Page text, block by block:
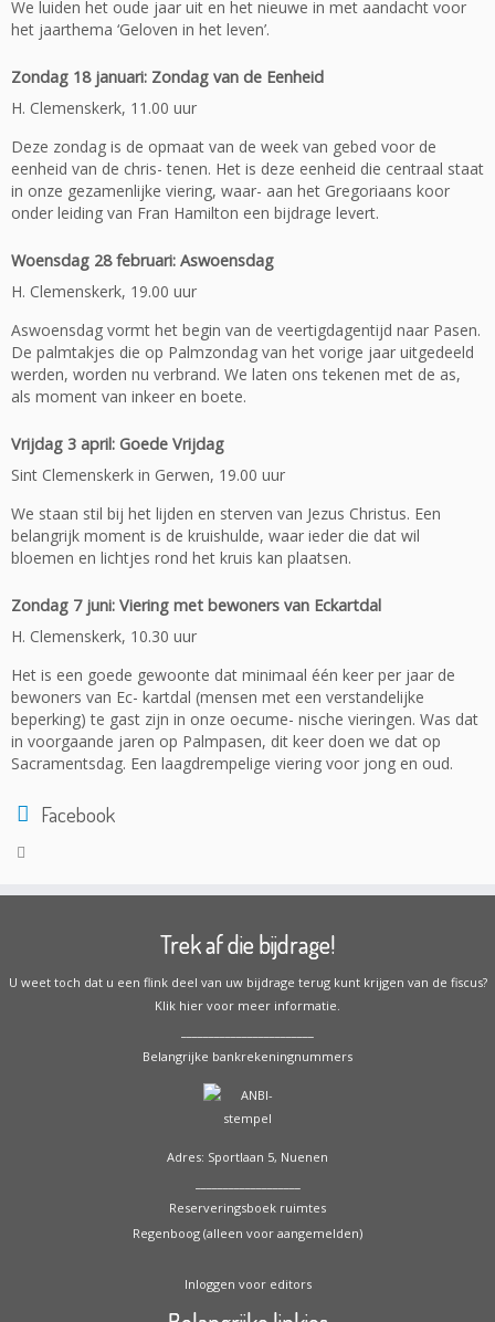
We luiden het oude jaar uit en het nieuwe in met aandacht voor
het jaarthema ‘Geloven in het leven’.
Zondag 18 januari: Zondag van de Eenheid
H. Clemenskerk, 11.00 uur
Deze zondag is de opmaat van de week van gebed voor de
eenheid van de chris- tenen. Het is deze eenheid die centraal staat
in onze gezamenlijke viering, waar- aan het Gregoriaans koor
onder leiding van Fran Hamilton een bijdrage levert.
Woensdag 28 februari: Aswoensdag
H. Clemenskerk, 19.00 uur
Aswoensdag vormt het begin van de veertigdagentijd naar Pasen.
De palmtakjes die op Palmzondag van het vorige jaar uitgedeeld
werden, worden nu verbrand. We laten ons tekenen met de as,
als moment van inkeer en boete.
Vrijdag 3 april: Goede Vrijdag
Sint Clemenskerk in Gerwen, 19.00 uur
We staan stil bij het lijden en sterven van Jezus Christus. Een
belangrijk moment is de kruishulde, waar ieder die dat wil
bloemen en lichtjes rond het kruis kan plaatsen.
Zondag 7 juni: Viering met bewoners van Eckartdal
H. Clemenskerk, 10.30 uur
Het is een goede gewoonte dat minimaal één keer per jaar de
bewoners van Ec- kartdal (mensen met een verstandelijke
beperking) te gast zijn in onze oecume- nische vieringen. Was dat
in voorgaande jaren op Palmpasen, dit keer doen we dat op
Sacramentsdag. Een laagdrempelige viering voor jong en oud.
Facebook
Trek af die bijdrage!
U weet toch dat u een flink deel van uw bijdrage terug kunt krijgen van de fiscus?
Klik hier voor meer informatie.
Belangrijke bankrekeningnummers
Adres: Sportlaan 5, Nuenen
Reserveringsboek ruimtes
Regenboog (alleen voor aangemelden)
Inloggen voor editors